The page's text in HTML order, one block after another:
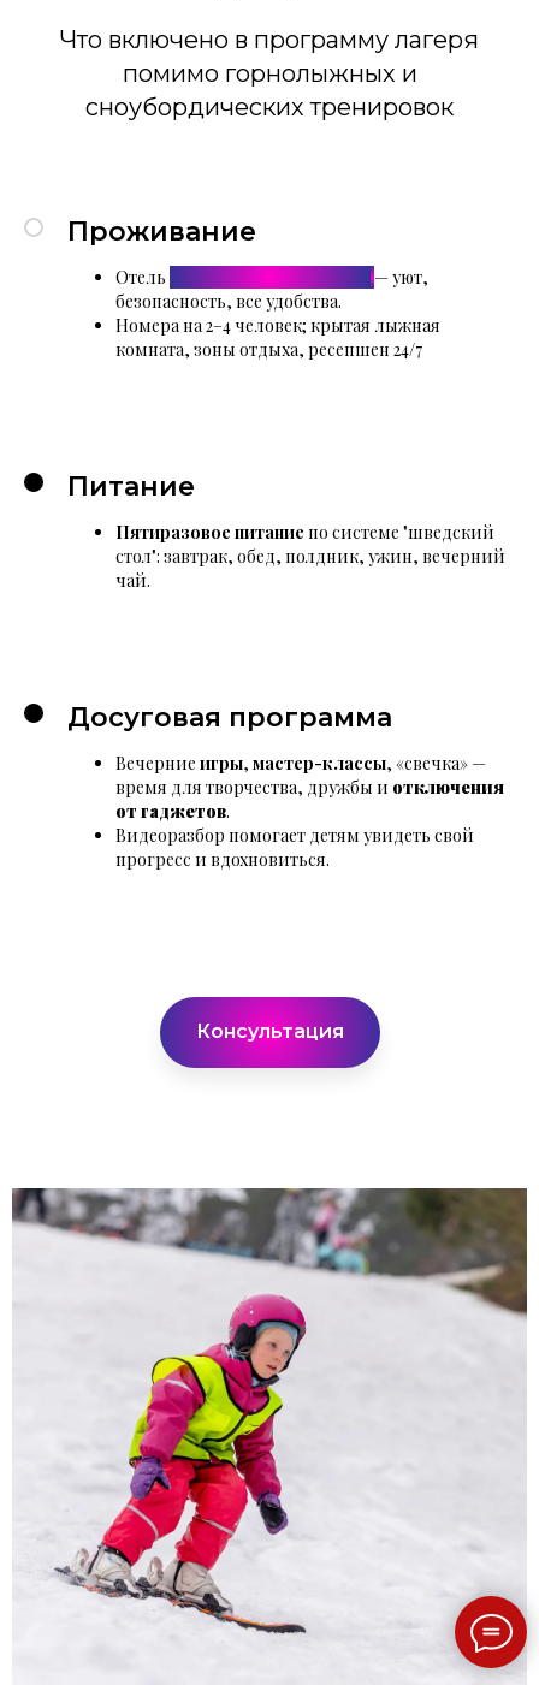
Что включено в программу лагеря
помимо горнолыжных и
сноубордических тренировок
Проживание
Отель
— уют,
безопасность, все удобства.
Номера на 2–4 человек; крытая лыжная
комната, зоны отдыха, ресепшен 24/7
Питание
Пятиразовое питание по системе "шведский
стол": завтрак, обед, полдник, ужин, вечерний
чай.
Досуговая программа
Вечерние игры, мастер-классы, «свечка» —
время для творчества, дружбы и отключения
от гаджетов.
Видеоразбор помогает детям увидеть свой
прогресс и вдохновиться.
Консультация